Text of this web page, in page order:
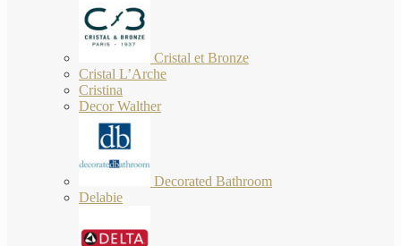
Cristal et Bronze
Cristal L’Arche
Cristina
Decor Walther
Decorated Bathroom
Delabie